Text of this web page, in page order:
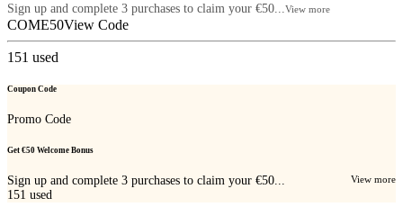
Sign up and complete 3 purchases to claim your €50... View more
COME50View Code
151 used
Coupon Code
Promo Code
Get €50 Welcome Bonus
Sign up and complete 3 purchases to claim your €50... View more
151 used